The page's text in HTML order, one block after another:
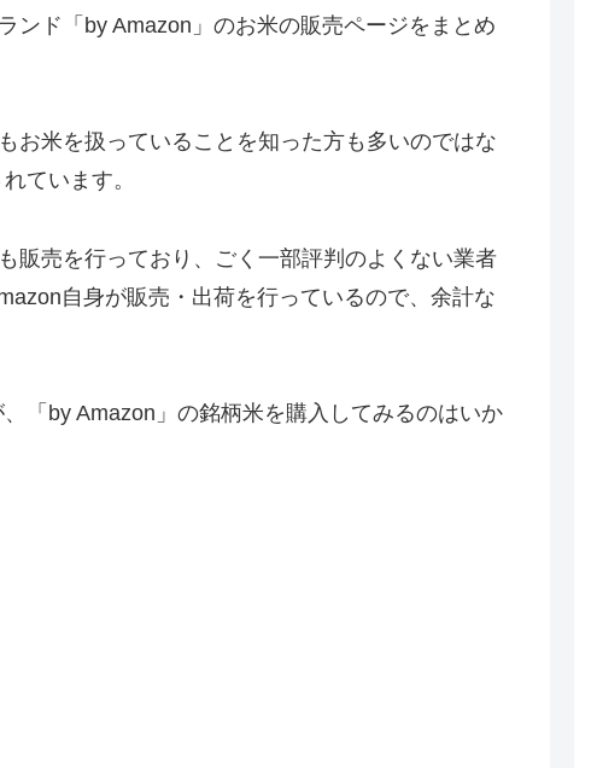
ンド「by Amazon」のお米の販売ページをまとめ
お米を扱っていることを知った方も多いのではな
ています。
販売を行っており、ごく一部評判のよくない業者
自身が販売・出荷を行っているので、余計な
「by Amazon」の銘柄米を購入してみるのはいか